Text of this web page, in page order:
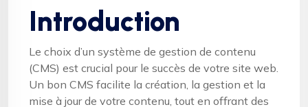
Introduction
Le choix d’un système de gestion de contenu
(CMS) est crucial pour le succès de votre site web.
Un bon CMS facilite la création, la gestion et la
mise à jour de votre contenu, tout en offrant des